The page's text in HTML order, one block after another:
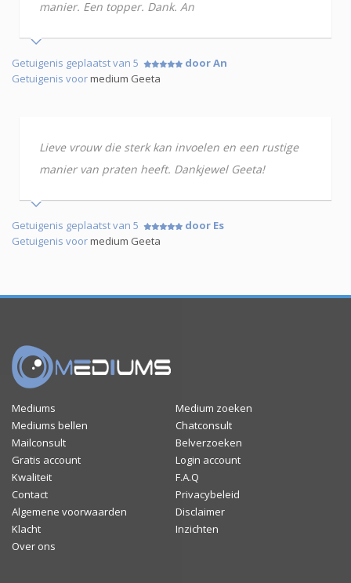
manier. Een topper. Dank. An
Getuigenis geplaatst van 5
door An
Getuigenis voormedium Geeta
Lieve vrouw die sterk kan invoelen en een rustige
manier van praten heeft. Dankjewel Geeta!
Getuigenis geplaatst van 5
door Es
Getuigenis voormedium Geeta
Mediums
Medium zoeken
Mediums bellen
Chatconsult
Mailconsult
Belverzoeken
Gratis account
Login account
Kwaliteit
F.A.Q
Contact
Privacybeleid
Algemene voorwaarden
Disclaimer
Klacht
Inzichten
Over ons